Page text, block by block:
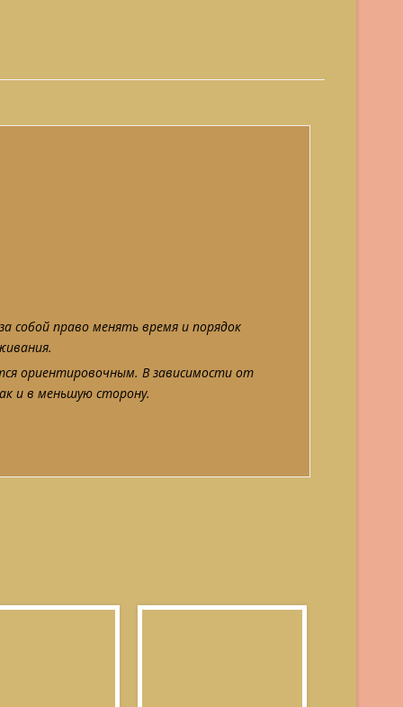
собой право менять время и порядок
ориентировочным. В зависимости от
и в меньшую сторону.